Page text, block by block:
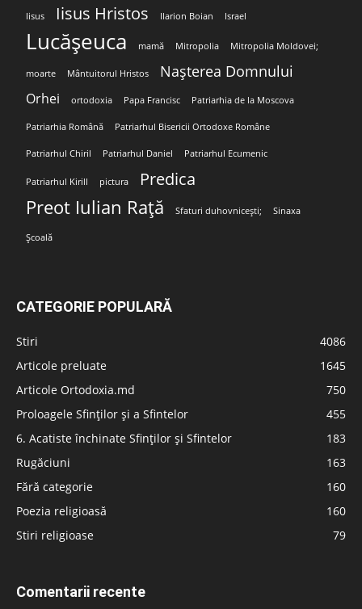
Iisus Iisus Hristos Ilarion Boian Israel
Lucășeuca mamă Mitropolia Mitropolia Moldovei;
moarte Mântuitorul Hristos Nașterea Domnului
Orhei ortodoxia Papa Francisc Patriarhia de la Moscova
Patriarhia Română Patriarhul Bisericii Ortodoxe Române
Patriarhul Chiril Patriarhul Daniel Patriarhul Ecumenic
Patriarhul Kirill pictura Predica
Preot Iulian Rață Sfaturi duhovnicești; Sinaxa
Școală
CATEGORIE POPULARĂ
Stiri
4086
Articole preluate
1645
Articole Ortodoxia.md
750
Proloagele Sfinților și a Sfintelor
455
6. Acatiste închinate Sfinților și Sfintelor
183
Rugăciuni
163
Fără categorie
160
Poezia religioasă
160
Stiri religioase
79
Comentarii recente